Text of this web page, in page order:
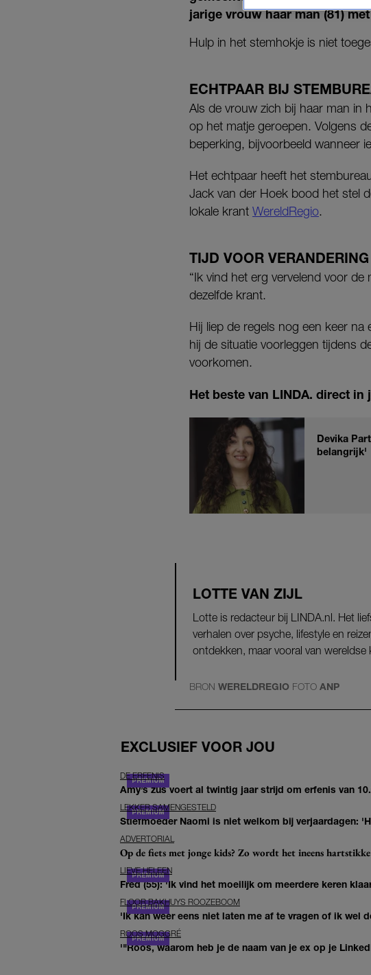
jarige vrouw haar man (81)
Hulp in het stemhokje is niet
ECHTPAAR BIJ
Als de vrouw zich bij haar man in
op het matje geroepen. Volgens
beperking, bijvoorbeeld wanneer
Het echtpaar heeft het
Jack van der Hoek bood het stel
lokale krant WereldRegio.
TIJD VOOR VERANDERING
“Ik vind het erg vervelend voor
dezelfde krant.
Hij liep de regels nog een keer
hij de situatie voorleggen tijdens
voorkomen.
Het beste van LINDA. direct in
Devika
belangrijk'
LOTTE VAN ZIJL
Lotte is redacteur bij LINDA.nl. Het
verhalen over psyche, lifestyle en
ontdekken, maar vooral van wereldse
BRON WERELDREGIO FOTO ANP
EXCLUSIEF VOOR JOU
DE ERFENIS
Amy’s zus voert al twintig jaar strijd om erfenis van
LEKKER SAMENGESTELD
Stiefmoeder Naomi is niet welkom bij verjaardagen:
ADVERTORIAL
Op de fiets met jonge kids? Zo wordt het ineens
LIEVE HELEEN
Fred (55): 'Ik vind het moeilijk om meerdere keren
FLOOR BAKHUYS ROOZEBOOM
'Ik kan weer eens niet laten me af te vragen of ik wel
ROOS MOGGRÉ
'"Roos, waarom heb je de naam van je ex op je